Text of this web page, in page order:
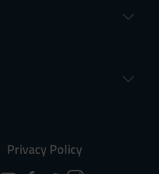
Privacy Policy